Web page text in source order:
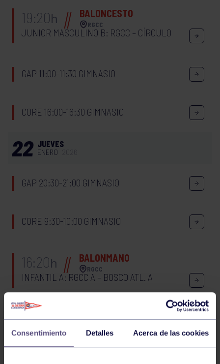
Consentimiento Detalles Acerca de las cookies
19:20h BALONCESTO
RGCC
JUNIOR MASCULINO B: RGCC – CÍRCULO
GAP 11:00-11:30 GIMNASIO
CORE 16:00-16:30 GIMNASIO
22 JUEVES
ENERO
GAP 20:30-21:00 GIMNASIO
CORE 9:30-10:00 GIMNASIO
16:20h BALONMANO
RGCC
INFANTIL A: RGCC A – BOSCO ATL. A
21 ENERO 2026
CORE 19:30-20:00 GIMNASIO